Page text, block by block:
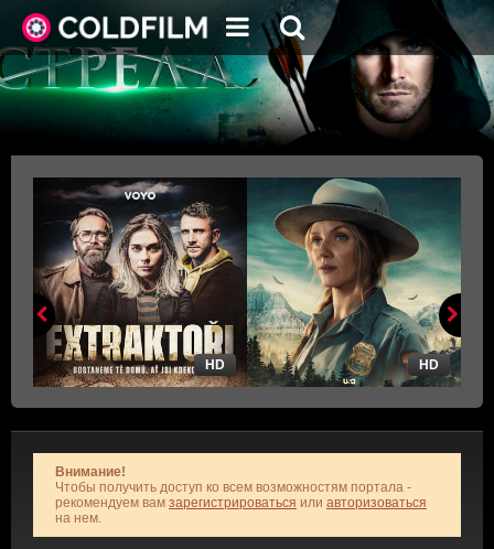
HD HD
Внимание!
Чтобы получить доступ ко всем возможностям портала -
рекомендуем вам зарегистрироваться или авторизоваться
на нем.